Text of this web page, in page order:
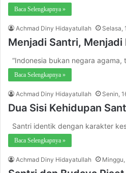
Baca Selengkapnya »
Achmad Diny Hidayatullah Selasa,
Menjadi Santri, Menjadi
“Indonesia bukan negara
Baca Selengkapnya »
Achmad Diny Hidayatullah Senin,
Dua Sisi Kehidupan
Santri identik dengan karakter
Baca Selengkapnya »
Achmad Diny Hidayatullah